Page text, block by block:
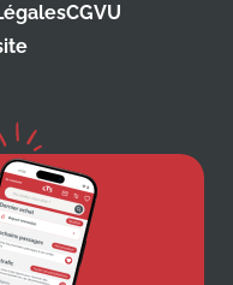
CGVU